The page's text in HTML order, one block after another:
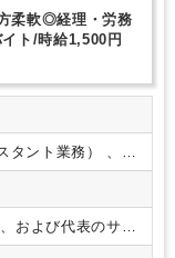
ンスサービスをワン
ます。・所内には
数名いらっしゃるほ
、代表含めて子育て
ージに合わせた働き
しており、2面がガ
居や四季折々の街路
す。お昼時はキッチ
時短OK 残業なし
柔軟◎経理・労務
ト/時給1,500円
および代表のサポ
内容】・日常経理